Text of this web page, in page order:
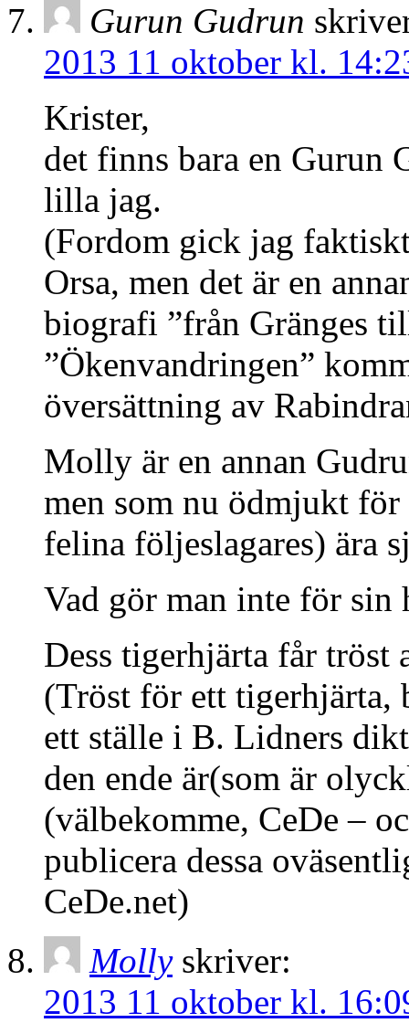
Gurun Gudrun
2013 11 oktober kl.
Krister,
det finns bara en Gurun
lilla jag.
(Fordom gick jag
Orsa, men det är en
biografi ”från Gränges
”Ökenvandringen”
översättning av
Molly är en annan
men som nu ödmjukt
felina följeslagares) ära
Vad gör man inte för sin
Dess tigerhjärta får tröst
(Tröst för ett tigerhjärta,
ett ställe i B. Lidners
den ende är(som är
(välbekomme, CeDe –
publicera dessa
CeDe.net)
Molly skriver:
2013 11 oktober kl.